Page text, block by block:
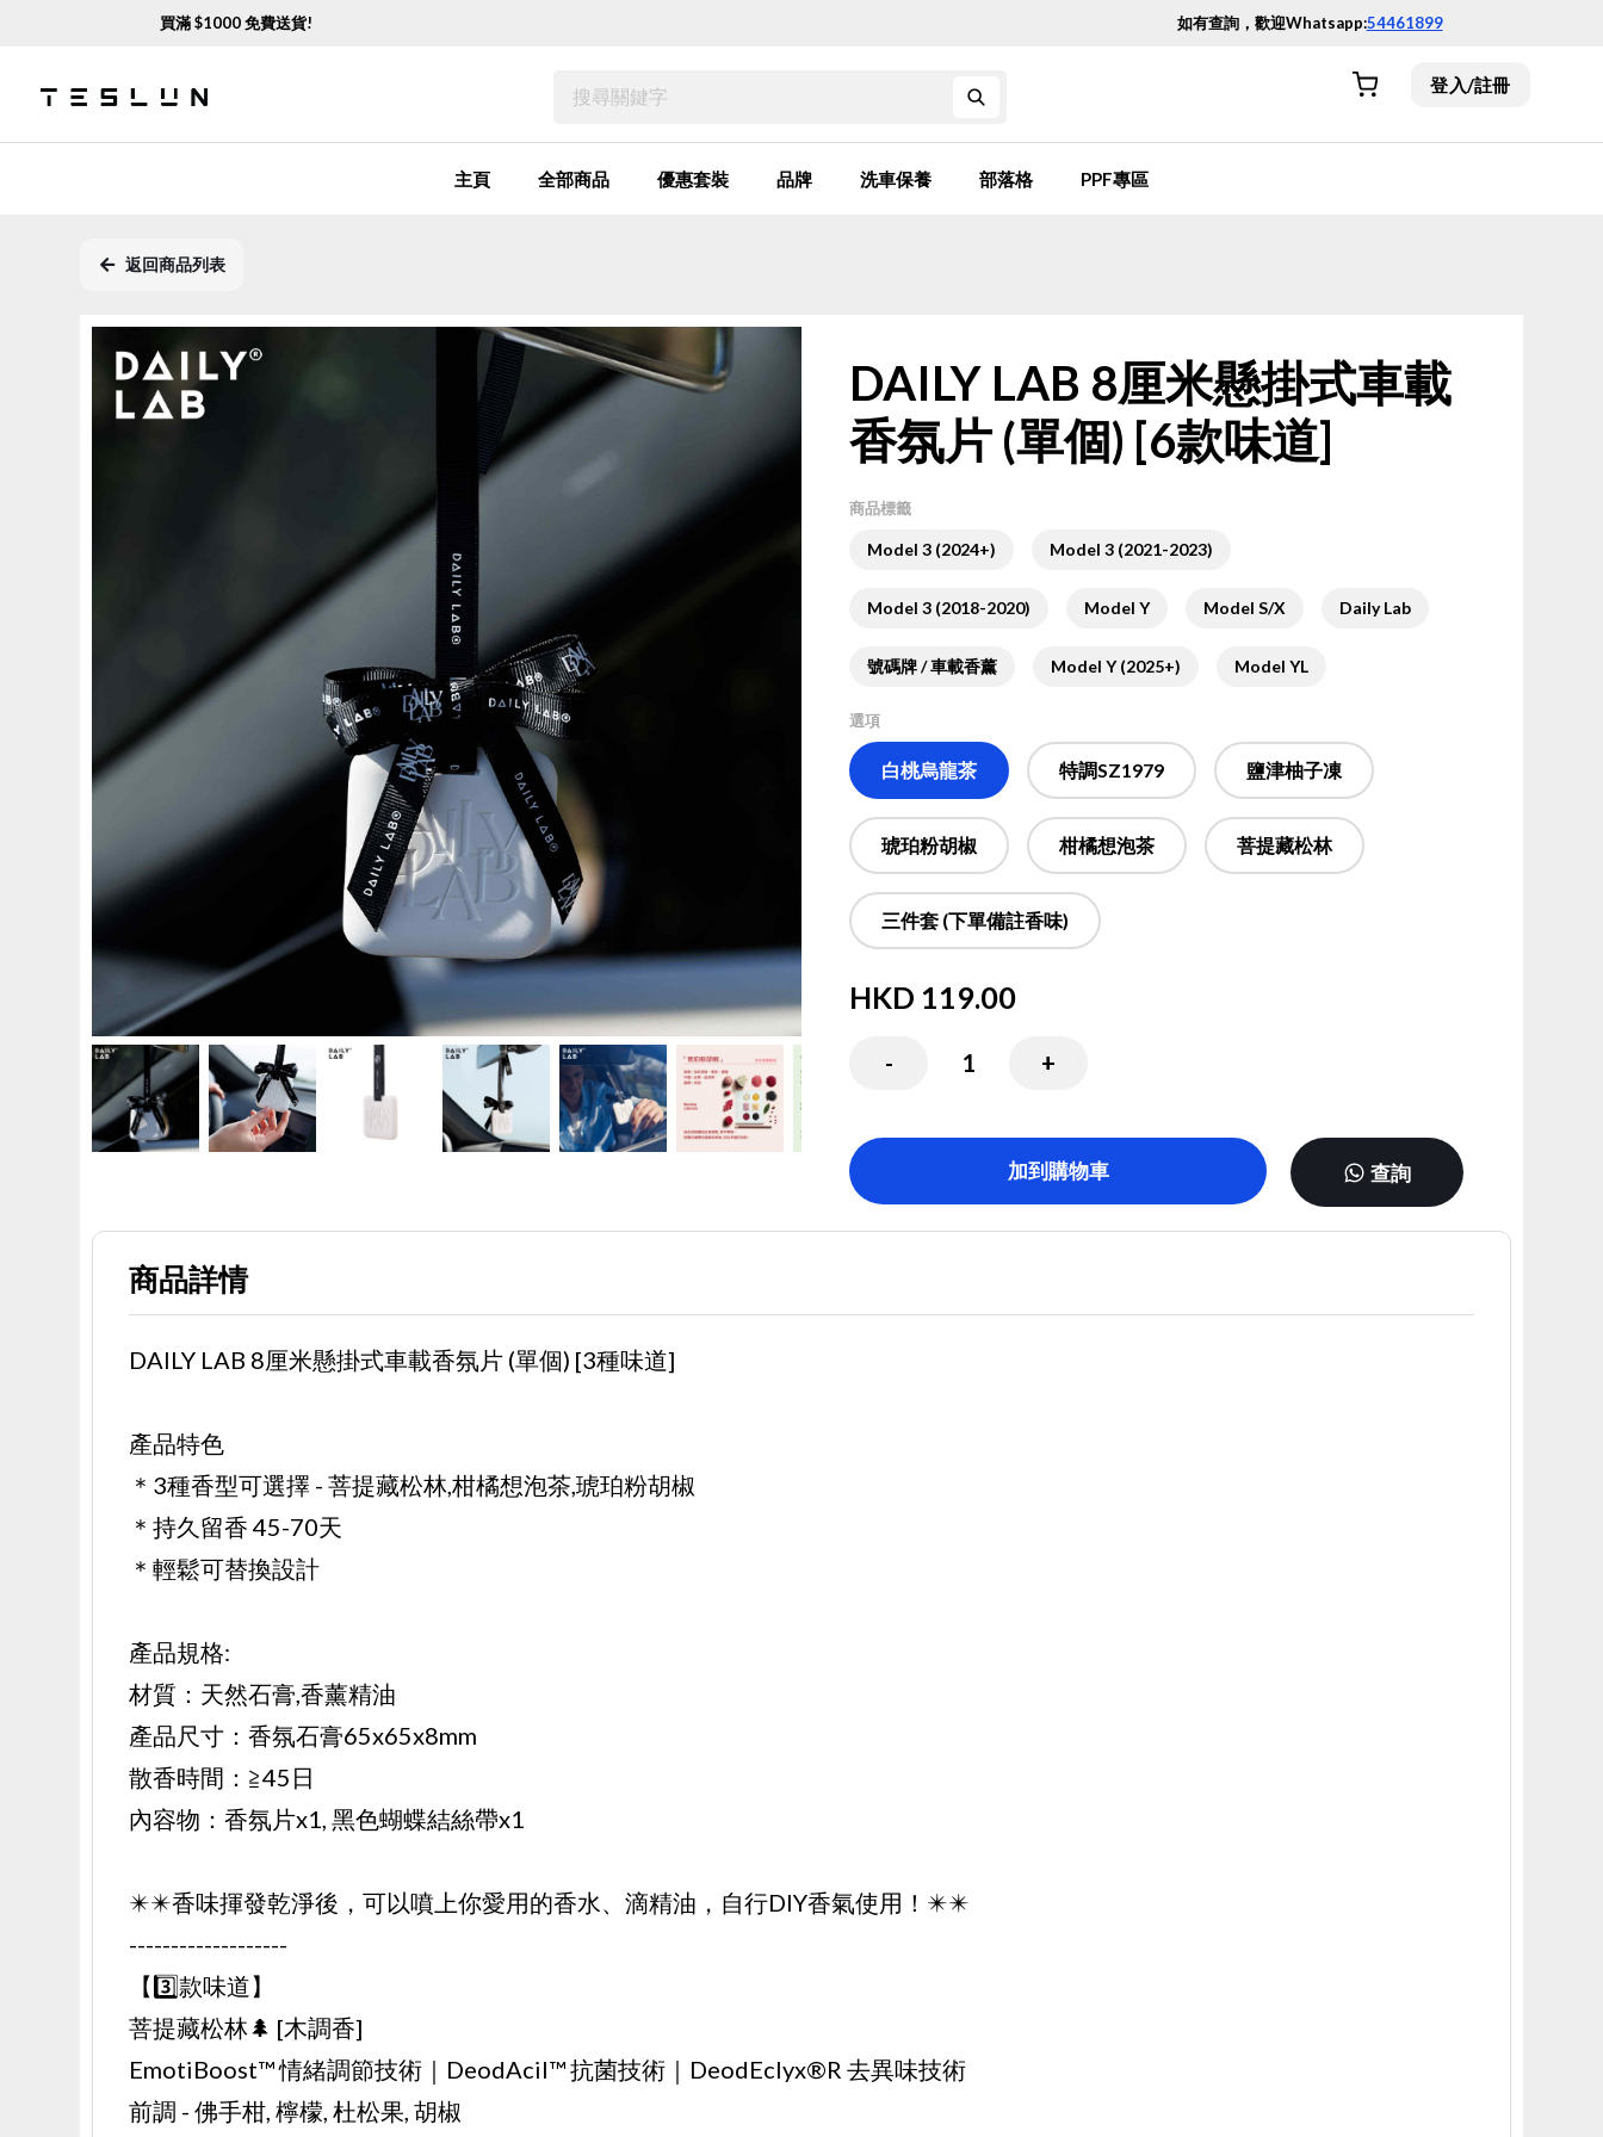
買滿 $1000免費送貨! 如有查詢，歡迎Whatsapp:54461899
登入/註冊
主頁 全部商品 優惠套裝 品牌 洗車保養 部落格 PPF專區
返回商品列表
DAILY LAB 8厘米懸掛式車載
香氛片 (單個) [6款味道]
商品標籤
Model 3 (2024+) Model 3 (2021-2023)
Model 3 (2018-2020) Model Y Model S/X Daily Lab
號碼牌 / 車載香薰 Model Y (2025+) Model YL
選項
白桃烏龍茶 特調SZ1979 鹽津柚子凍
琥珀粉胡椒 柑橘想泡茶 菩提藏松林
三件套 (下單備註香味)
HKD 119.00
- 1 +
加到購物車 查詢
商品詳情
DAILY LAB 8厘米懸掛式車載香氛片 (單個) [3種味道]
產品特色
＊3種香型可選擇 - 菩提藏松林,柑橘想泡茶,琥珀粉胡椒
＊持久留香 45-70天
＊輕鬆可替換設計
產品規格:
材質：天然石膏,香薰精油
產品尺寸：香氛石膏65x65x8mm
散香時間：≧45日
內容物：香氛片x1, 黑色蝴蝶結絲帶x1
✴️✴️香味揮發乾淨後，可以噴上你愛用的香水、滴精油，自行DIY香氣使用！✴️✴️
-------------------
【3️⃣款味道】
菩提藏松林🌲 [木調香]
EmotiBoost™ 情緒調節技術｜DeodAcil™ 抗菌技術｜DeodEclyx®R 去異味技術
前調 - 佛手柑, 檸檬, 杜松果, 胡椒